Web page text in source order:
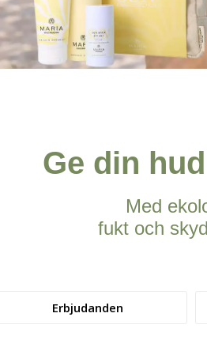
Ge din hud
Med
fukt och
Erbjudanden